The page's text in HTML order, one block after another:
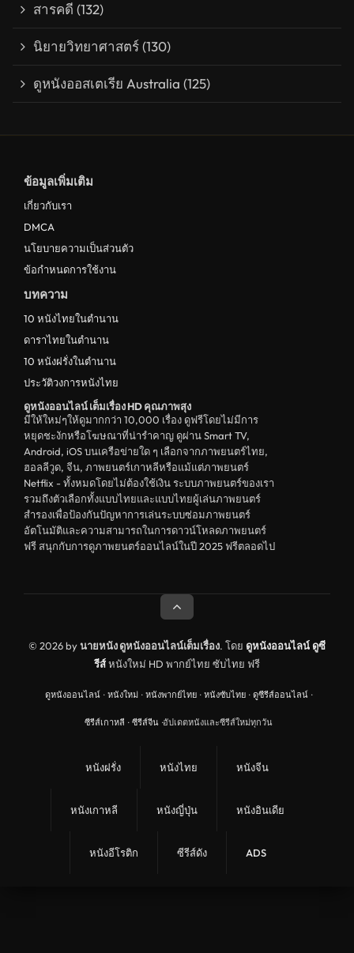
สารคดี (132)
นิยายวิทยาศาสตร์(130)
ดูหนังออสเตเรีย Australia (125)
ข้อมูลเพิ่มเติม
เกี่ยวกับเรา
DMCA
นโยบายความเป็นส่วนตัว
ข้อกำหนดการใช้งาน
บทความ
10 หนังไทยในตำนาน
ดาราไทยในตำนาน
10 หนังฝรั่งในตำนาน
ประวัติวงการหนังไทย
ดูหนังออนไลน์ เต็มเรื่อง HD คุณภาพสุง
มีให้ใหม่ๆให้ดูมากกว่า 10,000 เรื่อง ดูฟรีโดยไม่มีการ
หยุดชะงักหรือโฆษณาที่น่ารำคาญ ดูผ่าน Smart TV,
Android, iOS บนเครือข่ายใด ๆ เลือกจากภาพยนตร์ไทย,
ฮอลลีวูด, จีน, ภาพยนตร์เกาหลีหรือแม้แต่ภาพยนตร์
Netflix - ทั้งหมดโดยไม่ต้องใช้เงิน ระบบภาพยนตร์ของเรา
รวมถึงตัวเลือกทั้งแบบไทยและแบบไทยผู้เล่นภาพยนตร์
สำรองเพื่อป้องกันปัญหาการเล่นระบบซ่อมภาพยนตร์
อัตโนมัติและความสามารถในการดาวน์โหลดภาพยนตร์
ฟรี สนุกกับการดูภาพยนตร์ออนไลน์ในปี 2025 ฟรีตลอดไป
© 2026 byนายหนัง ดูหนังออนไลน์เต็มเรื่อง. โดย ดูหนังออนไลน์ ดูซี
รีส์หนังใหม่ HD พากย์ไทย ซับไทย ฟรี
ดูหนังออนไลน์ · หนังใหม่ · หนังพากย์ไทย · หนังซับไทย · ดูซีรีส์ออนไลน์ ·
ซีรีส์เกาหลี · ซีรีส์จีน ·อัปเดตหนังและซีรีส์ใหม่ทุกวัน
หนังฝรั่ง หนังไทย หนังจีน
หนังเกาหลี หนังญี่ปุ่น หนังอินเดีย
หนังอีโรติก ซีรีส์ดัง ADS